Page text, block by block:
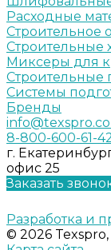
Расходные
Строительное
Строительные
Миксеры для
Строительные
Системы
Бренды
8-800-600-61-
г.
офис 25
Заказать
Разработка и
© 2026